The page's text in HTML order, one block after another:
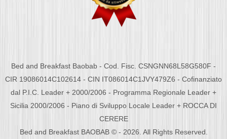
Bed and Breakfast Baobab - Cod. Fisc. CSNGNN68L58G580F -
CIR 19086014C102614 - CIN IT086014C1JVY479Z6 - Cofinanziato
dal P.I.C. Leader + 2000/2006 - Programma Regionale Leader +
Sicilia 2000/2006 - Piano di Sviluppo Locale Leader + ROCCA DI
CERERE
Bed and Breakfast BAOBAB © - 2026. All Rights Reserved.